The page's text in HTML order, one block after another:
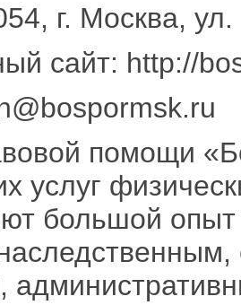
г. Москва,
сайт: http://
помощи
услуг
большой